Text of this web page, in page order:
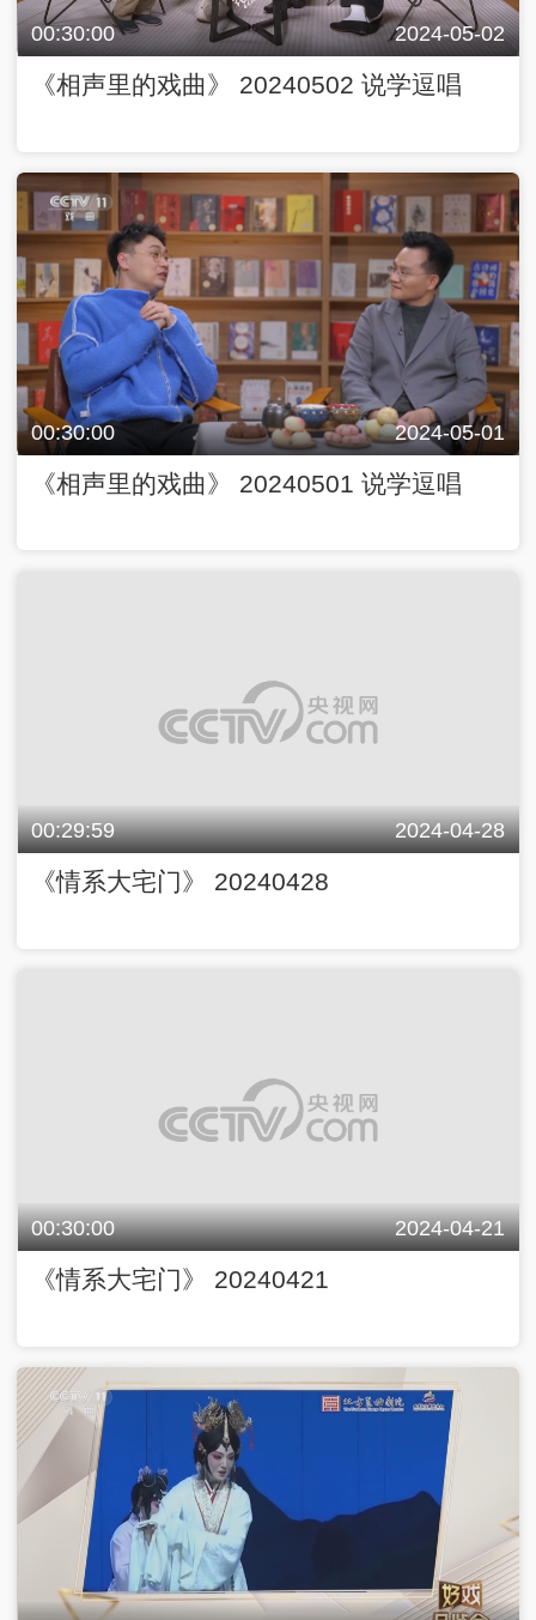
00:30:00 2024-05-02
《相声里的戏曲》 20240502 说学逗唱
00:30:00 2024-05-01
《相声里的戏曲》 20240501 说学逗唱
00:29:59 2024-04-28
《情系大宅门》 20240428
00:30:00 2024-04-21
《情系大宅门》 20240421